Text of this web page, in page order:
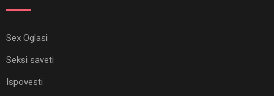
Sex Oglasi
Seksi saveti
Ispovesti